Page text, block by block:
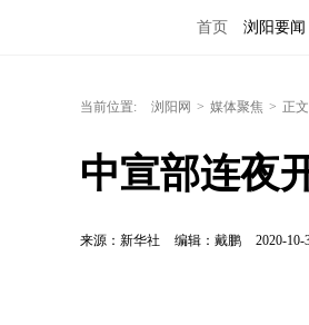
首页 浏阳要闻
当前位置: 浏阳网 > 媒体聚焦 > 正文
中宣部连夜
来源：新华社 编辑：戴鹏 2020-10-